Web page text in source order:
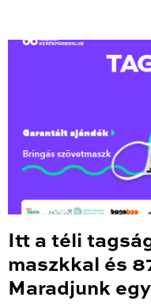
Itt a téli
maszkkal és
Maradjunk